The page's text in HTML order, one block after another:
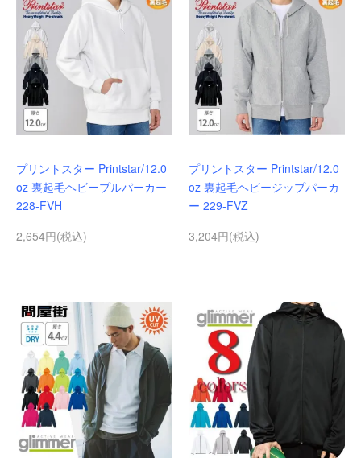
プリントスター Printstar/12.0
oz 裏起毛ヘビープルパーカー
228-FVH
2,654円(税込)
プリントスター Printstar/12.0
oz 裏起毛ヘビージップパーカ
ー 229-FVZ
3,204円(税込)